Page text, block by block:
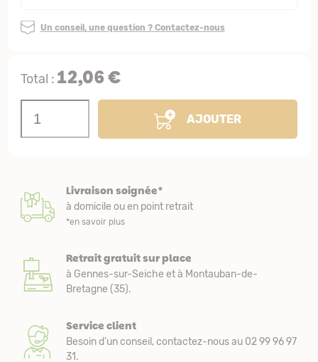
Un conseil, une question ? Contactez-nous
Total : 12,06 €
AJOUTER
Livraison soignée*
à domicile ou en point retrait
*en savoir plus
Retrait gratuit sur place
à Gennes-sur-Seiche et à Montauban-de-
Bretagne (35).
Service client
Besoin d’un conseil, contactez-nous au 02 99 96 97
31.